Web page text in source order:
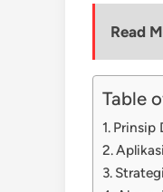
Read
Table
Prinsip